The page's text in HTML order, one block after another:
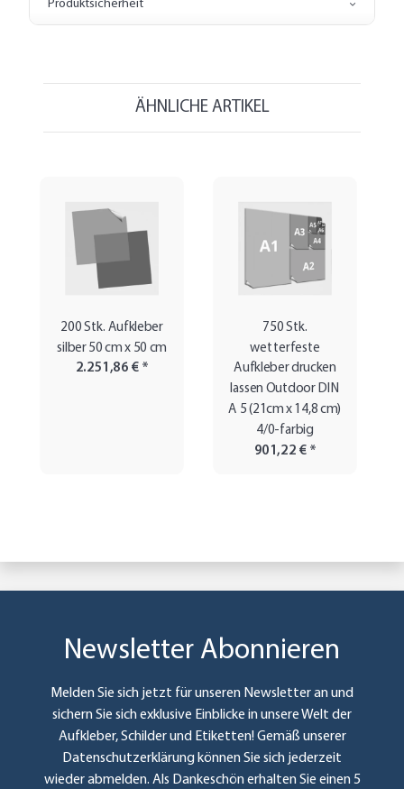
Produktsicherheit
ÄHNLICHE ARTIKEL
200 Stk. Aufkleber
silber 50 cm x 50 cm
2.251,86 € *
750 Stk.
wetterfeste
Aufkleber drucken
lassen Outdoor DIN
A 5 (21cm x 14,8 cm)
4/0-farbig
901,22 € *
Newsletter Abonnieren
Melden Sie sich jetzt für unseren Newsletter an und
sichern Sie sich exklusive Einblicke in unsere Welt der
Aufkleber, Schilder und Etiketten! Gemäß unserer
Datenschutzerklärung können Sie sich jederzeit
wieder abmelden. Als Dankeschön erhalten Sie einen 5